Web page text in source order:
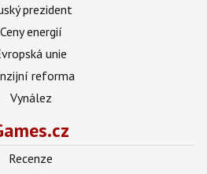
prezident
Ceny energií
unie
reforma
Vynález
Recenze